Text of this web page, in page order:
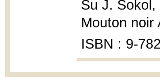
Su J.
Mouton noir
ISBN : 9-